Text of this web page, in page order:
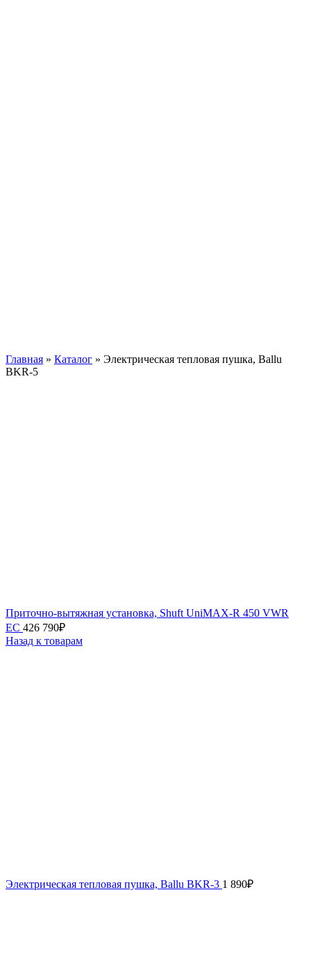
Главная » Каталог » Электрическая тепловая пушка, Ballu
BKR-5
Приточно-вытяжная установка, Shuft UniMAX-R 450 VWR
EC 426 790₽
Назад к товарам
Электрическая тепловая пушка, Ballu BKR-3 1 890₽